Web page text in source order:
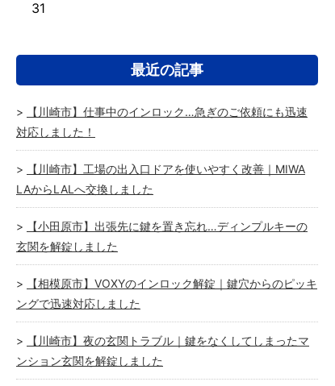
31
最近の記事
【川崎市】仕事中のインロック…急ぎのご依頼にも迅速
対応しました！
【川崎市】工場の出入口ドアを使いやすく改善｜MIWA
LAからLALへ交換しました
【小田原市】出張先に鍵を置き忘れ…ディンプルキーの
玄関を解錠しました
【相模原市】VOXYのインロック解錠｜鍵穴からのピッキ
ングで迅速対応しました
【川崎市】夜の玄関トラブル｜鍵をなくしてしまったマ
ンション玄関を解錠しました